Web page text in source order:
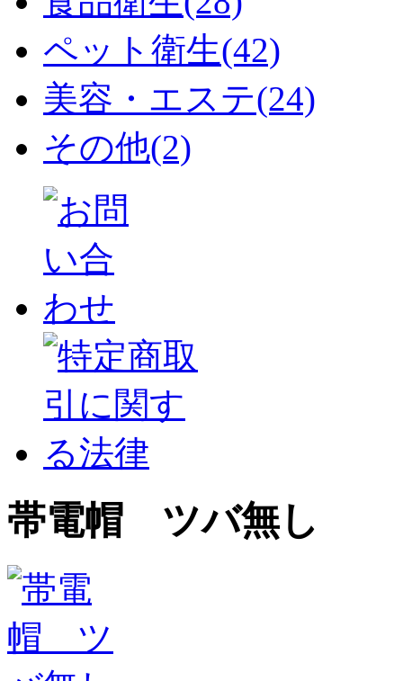
ペット衛生(42)
美容・エステ(24)
その他(2)
帯電帽 ツバ無し